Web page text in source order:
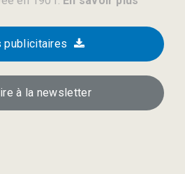
publicitaires
à la newsletter